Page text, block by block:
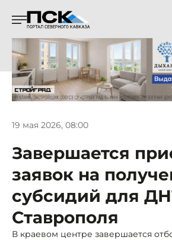
19 мая 2026, 08:00
Завершается
заявок на
субсидий для
Ставрополя
В краевом центре завершается